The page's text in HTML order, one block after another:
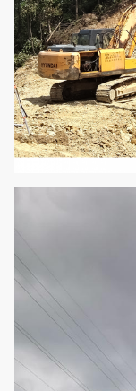
লেজের ঘূর্ণন ব্যাসার্ধ
অপারেটিং উচ্চতা
অপারেটিং প্রস্থ
পরিবহন উচ্চতা
পরিবহন প্রস্থ